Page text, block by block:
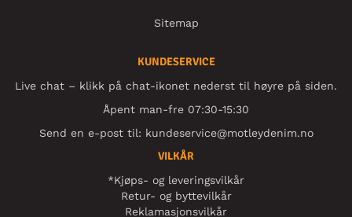
Sitemap
KUNDESERVICE
Live chat – klikk på chat-ikonet nederst til høyre på siden.
Åpent man-fre 07:30-15:30
Send en e-post til: kundeservice@motleydenim.no
VILKÅR
*Kjøps- og leveringsvilkår
Retur- og byttevilkår
Reklamasjonsvilkår